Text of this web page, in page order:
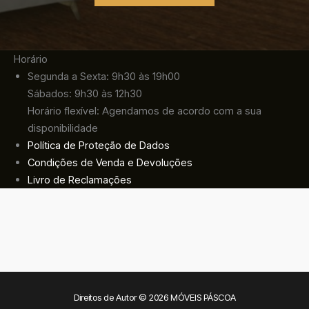
Horário
Segunda a Sexta: 9h30 às 19h00
Sábados: 9h30 às 12h30
Horário flexível: Agendamos de acordo com a sua
disponibilidade
Política de Proteção de Dados
Condições de Venda e Devoluções
Livro de Reclamações
Direitos de Autor © 2026 MÓVEIS PÁSCOA